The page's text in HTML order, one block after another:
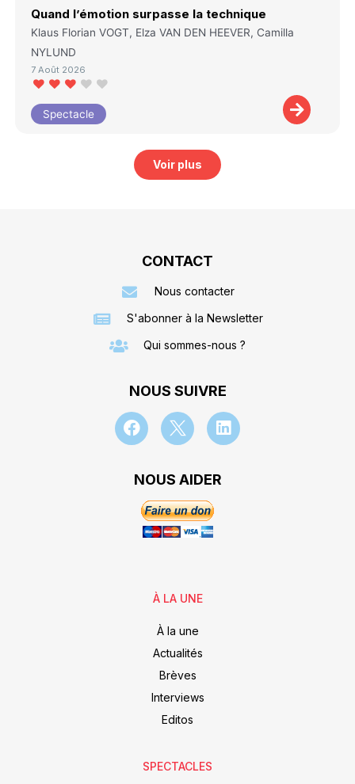
Quand l’émotion surpasse la technique
Klaus Florian VOGT, Elza VAN DEN HEEVER, Camilla
NYLUND
7 Août 2026
Spectacle
Voir plus
CONTACT
Nous contacter
S'abonner à la Newsletter
Qui sommes-nous ?
NOUS SUIVRE
NOUS AIDER
À LA UNE
À la une
Actualités
Brèves
Interviews
Editos
SPECTACLES